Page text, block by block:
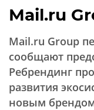
Mail.ru
Mail.ru Group
сообщают
Ребрендинг
развития
новым